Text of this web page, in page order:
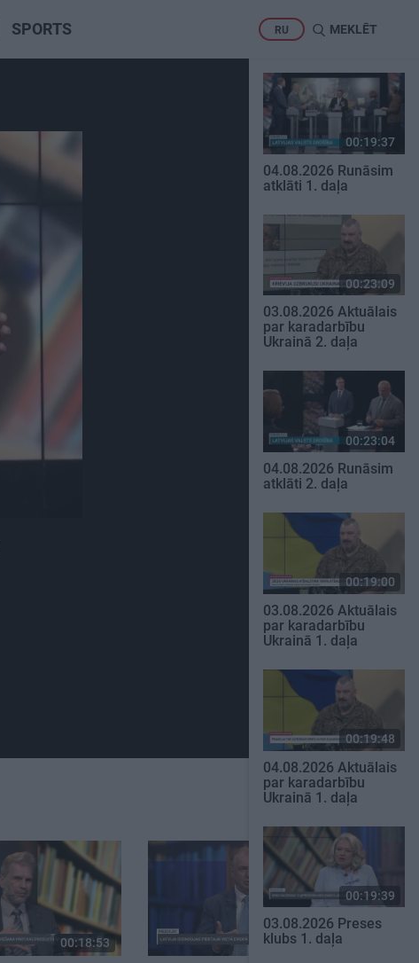
SPORTS RU MEKLĒT
00:18:53 00:22:30
00:19:37
04.08.2026 Runāsim
atklāti 1. daļa
00:23:09
03.08.2026 Aktuālais
par karadarbību
Ukrainā 2. daļa
00:23:04
04.08.2026 Runāsim
atklāti 2. daļa
00:19:00
03.08.2026 Aktuālais
par karadarbību
Ukrainā 1. daļa
00:19:48
04.08.2026 Aktuālais
par karadarbību
Ukrainā 1. daļa
00:19:39
03.08.2026 Preses
klubs 1. daļa